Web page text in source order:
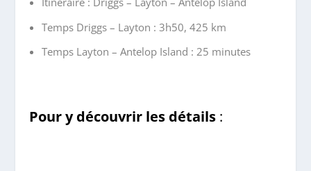
Temps Driggs – Layton : 3h50, 425 km
Temps Layton – Antelop Island : 25 minutes
Pour y découvrir les détails :